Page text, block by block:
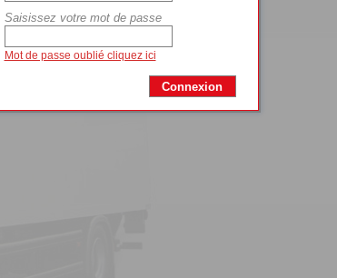
Saisissez votre mot de passe
Connexion
Mot de passe oublié cliquez ici